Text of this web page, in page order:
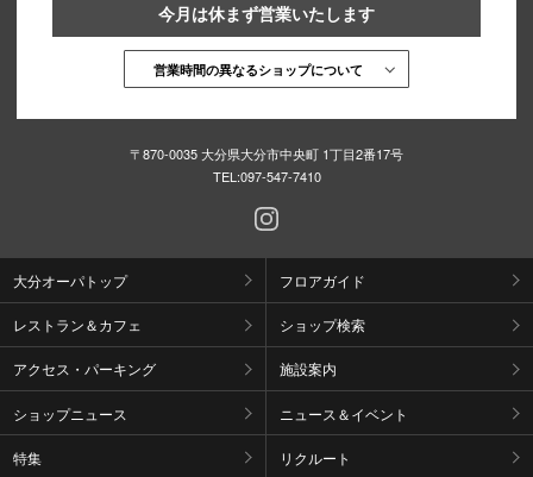
今月は休まず営業いたします
営業時間の異なるショップについて
〒870-0035 大分県大分市中央町 1丁目2番17号
TEL:097-547-7410
大分オーパトップ フロアガイド
レストラン＆カフェ ショップ検索
アクセス・パーキング 施設案内
ショップニュース ニュース＆イベント
特集 リクルート